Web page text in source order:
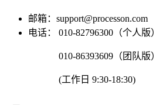
邮箱：support@processon.com
电话：
010-82796300（个人版）
010-86393609（团队版）
(工作日 9:30-18:30)